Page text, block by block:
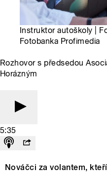
Instruktor autoškoly |
Fotobanka Profimedia
Rozhovor s předsedou
Horázným
5:35
Nováčci za volantem,